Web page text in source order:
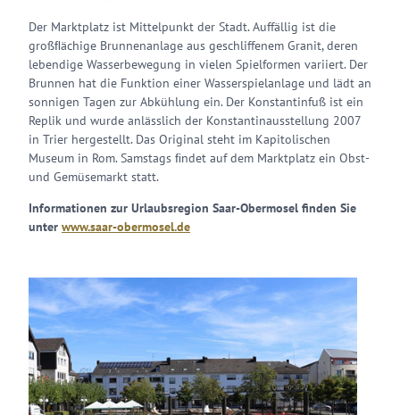
Der Marktplatz ist Mittelpunkt der Stadt. Auffällig ist die
großﬂächige Brunnenanlage aus geschliffenem Granit, deren
lebendige Wasserbewegung in vielen Spielformen variiert. Der
Brunnen hat die Funktion einer Wasserspielanlage und lädt an
sonnigen Tagen zur Abkühlung ein. Der Konstantinfuß ist ein
Replik und wurde anlässlich der Konstantinausstellung 2007
in Trier hergestellt. Das Original steht im Kapitolischen
Museum in Rom. Samstags ﬁndet auf dem Marktplatz ein Obst-
und Gemüsemarkt statt.
Informationen zur Urlaubsregion Saar-Obermosel finden Sie
unter www.saar-obermosel.de